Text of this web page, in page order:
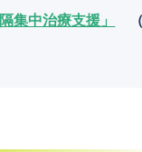
集中治療支援」
（